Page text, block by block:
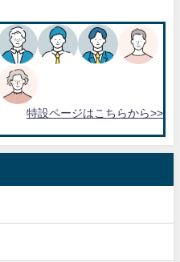
特設ページはこちらから>>